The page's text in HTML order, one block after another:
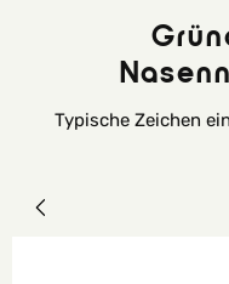
Typische Zeichen